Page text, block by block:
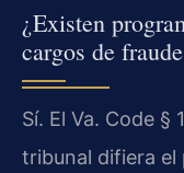
¿Existen
cargos de
Sí. El Va. Code
tribunal difiera el